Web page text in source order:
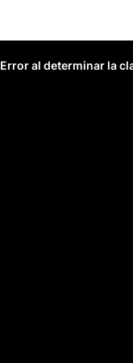
Error al determinar la